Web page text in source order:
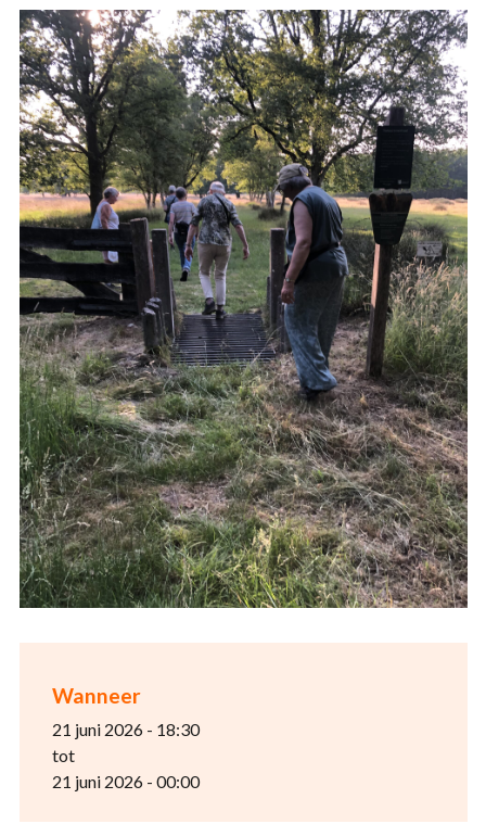
Wanneer
21 juni 2026 - 18:30
tot
21 juni 2026 - 00:00